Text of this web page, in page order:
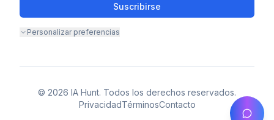
Suscribirse
Personalizar preferencias
© 2026 IA Hunt. Todos los derechos reservados.
PrivacidadTérminosContacto